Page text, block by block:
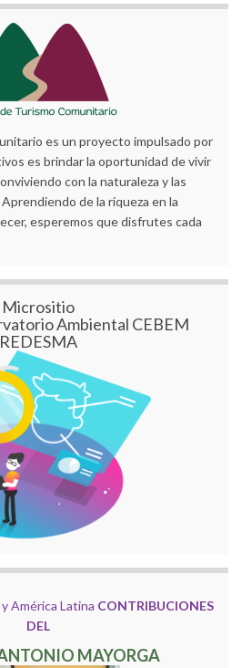
es un proyecto impulsado por
es brindar la oportunidad de vivir
con la naturaleza y las
de la riqueza en la
esperemos que disfrutes cada
Micrositio
Ambiental CEBEM
REDESMA
América Latina CONTRIBUCIONES
DEL
MAYORGA